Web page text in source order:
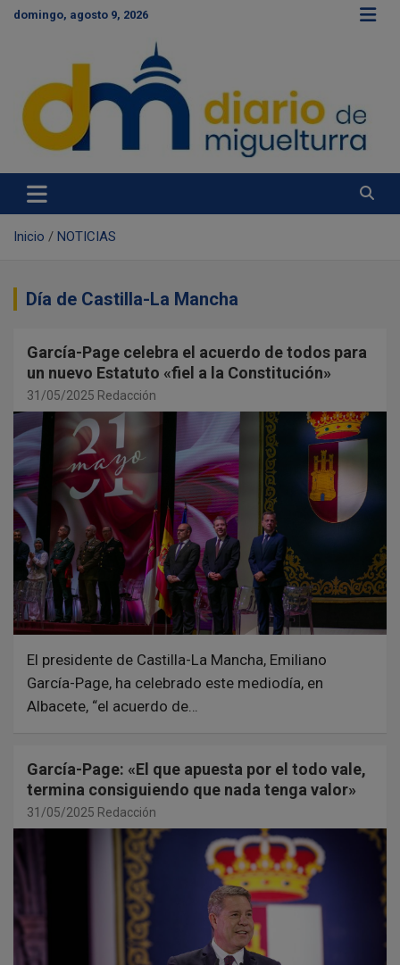
o
t
domingo, agosto 9, 2026
Diario de Miguelturra
Inicio NOTICIAS
Día de Castilla-La Mancha
García-Page celebra el acuerdo de todos para
un nuevo Estatuto «fiel a la Constitución»
31/05/2025 Redacción
El presidente de Castilla-La Mancha, Emiliano
García-Page, ha celebrado este mediodía, en
Albacete, “el acuerdo de…
García-Page: «El que apuesta por el todo vale,
termina consiguiendo que nada tenga valor»
31/05/2025 Redacción